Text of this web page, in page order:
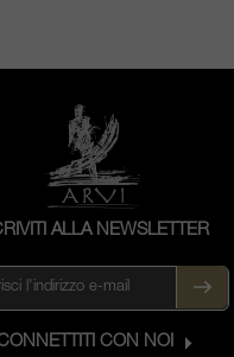
ALLA NEWSLETTER
CON NOI